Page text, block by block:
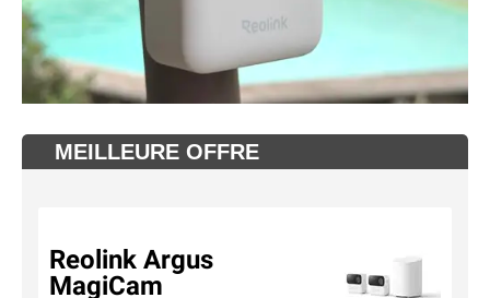
MEILLEURE OFFRE
Reolink Argus
MagiCam